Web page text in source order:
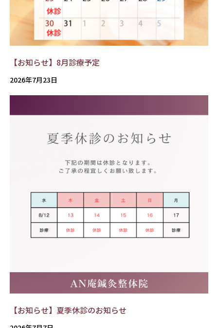
【お知らせ】8月診療予定
2026年7月23日
【お知らせ】夏季休診のお知らせ